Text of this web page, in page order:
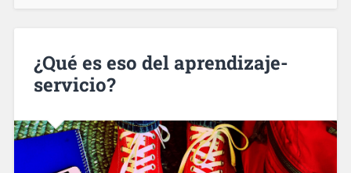
¿Qué es eso del aprendizaje-
servicio?